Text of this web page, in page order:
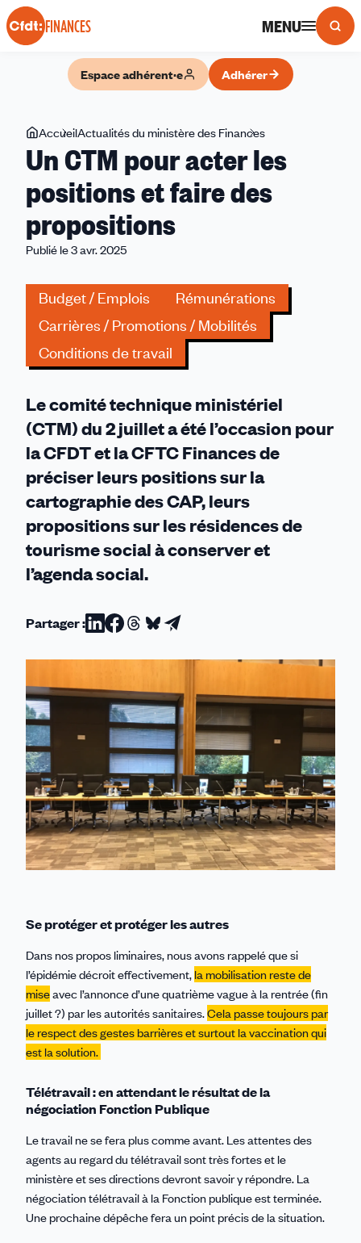
Panneau de gestion des cookies
FINANCES MENU
Espace adhérent·e Adhérer
Vous
êtes
ici
AccueilActualités du ministère des Finances
CTM
acter
des
propositions
Un CTM pour acter les
positions et faire des
propositions
Publié le 3 avr. 2025
Budget / Emplois
Rémunérations
Carrières / Promotions / Mobilités
Conditions de travail
Le comité technique ministériel
(CTM) du 2 juillet a été l’occasion pour
la CFDT et la CFTC Finances de
préciser leurs positions sur la
cartographie des CAP, leurs
propositions sur les résidences de
tourisme social à conserver et
l’agenda social.
Partager :Partager
sur
Linkedin
Partager
sur
Facebook
Partager
sur
Threads
Partager
sur
Bluesky
Partager
par
Se protéger et protéger les autres
Dans nos propos liminaires, nous avons rappelé que si
l’épidémie décroit effectivement, la mobilisation reste de
miseavec l’annonce d’une quatrième vague à la rentrée (fin
juillet ?) par les autorités sanitaires.Cela passe toujours par
le respect des gestes barrières et surtout la vaccination qui
est la solution.
Télétravail : en attendant le résultat de la
négociation Fonction Publique
Le travail ne se fera plus comme avant. Les attentes des
agents au regard du télétravail sont très fortes et le
ministère et ses directions devront savoir y répondre. La
négociation télétravail à la Fonction publique est terminée.
Une prochaine dépêche fera un point précis de la situation.